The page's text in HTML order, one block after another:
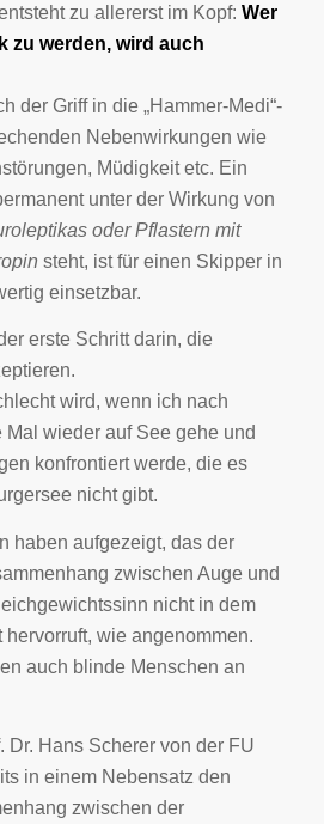
zu allererst im Kopf: Wer
zu werden, wird auch
der Griff in die „Hammer-Medi“-
Nebenwirkungen wie
Müdigkeit etc. Ein
unter der Wirkung von
oder Pflastern mit
steht, ist für einen Skipper in
einsetzbar.
erste Schritt darin, die
wird, wenn ich nach
Mal wieder auf See gehe und
konfrontiert werde, die es
nicht gibt.
haben aufgezeigt, das der
zwischen Auge und
nicht in dem
hervorruft, wie angenommen.
auch blinde Menschen an
Dr. Hans Scherer von der FU
in einem Nebensatz den
zwischen der